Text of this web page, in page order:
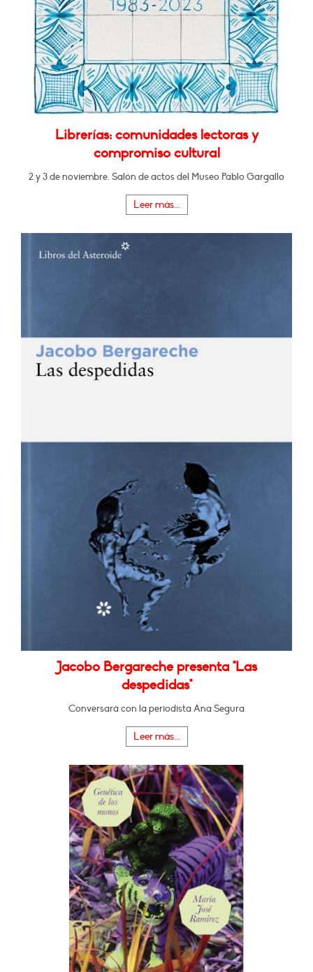
Librerías: comunidades lectoras y
compromiso cultural
2 y 3 de noviembre. Salón de actos del Museo Pablo Gargallo
Leer más...
Jacobo Bergareche presenta "Las
despedidas"
Conversará con la periodista Ana Segura
Leer más...